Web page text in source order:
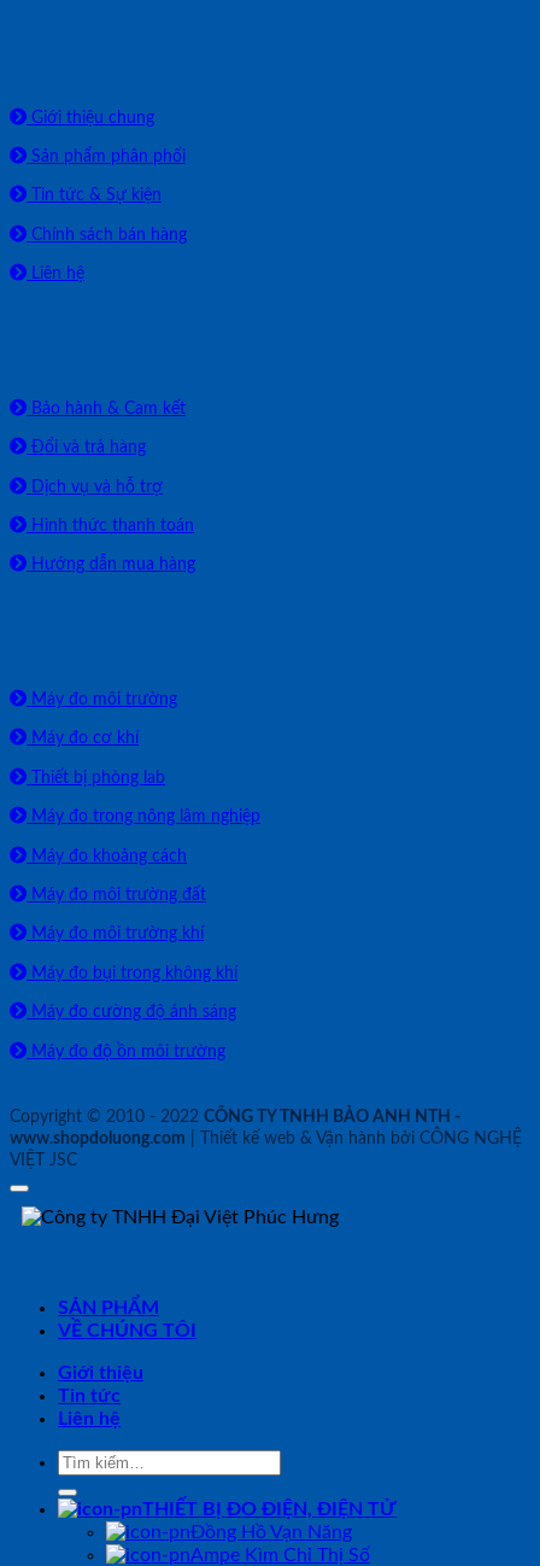
Giới thiệu chung
Sản phẩm phân phối
Tin tức & Sự kiện
Chính sách bán hàng
Liên hệ
Bảo hành & Cam kết
Đổi và trả hàng
Dịch vụ và hỗ trợ
Hình thức thanh toán
Hướng dẫn mua hàng
Máy đo môi trường
Máy đo cơ khí
Thiết bị phòng lab
Máy đo trong nông lâm nghiệp
Máy đo khoảng cách
Máy đo môi trường đất
Máy đo môi trường khí
Máy đo bụi trong không khí
Máy đo cường độ ánh sáng
Máy đo độ ồn môi trường
Copyright © 2010 - 2022 CÔNG TY TNHH BẢO ANH NTH -
www.shopdoluong.com | Thiết kế web & Vận hành bởi CÔNG NGHỆ
VIỆT JSC
SẢN PHẨM
VỀ CHÚNG TÔI
Giới thiệu
Tin tức
Liên hệ
Tìm
THIẾT BỊ ĐO ĐIỆN, ĐIỆN TỬ
Đồng Hồ Vạn Năng
Ampe Kìm Chỉ Thị Số